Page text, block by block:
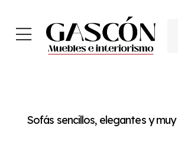
Sofás sencillos, elegantes y